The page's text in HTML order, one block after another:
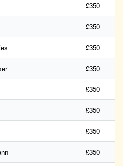
£350
£350
£350
£350
£350
£350
£350
£350